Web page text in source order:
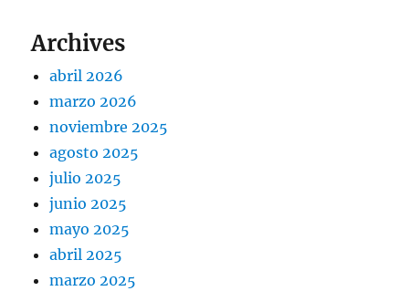
Archives
abril 2026
marzo 2026
noviembre 2025
agosto 2025
julio 2025
junio 2025
mayo 2025
abril 2025
marzo 2025